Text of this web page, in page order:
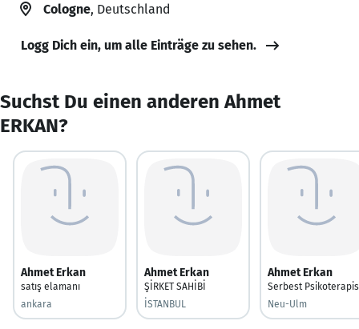
Cologne, Deutschland
Logg Dich ein, um alle Einträge zu sehen.
Suchst Du einen anderen Ahmet
ERKAN?
Ahmet Erkan
satış elamanı
ankara
Ahmet Erkan
ŞİRKET SAHİBİ
İSTANBUL
Ahmet Erkan
Serbest
Neu-Ulm